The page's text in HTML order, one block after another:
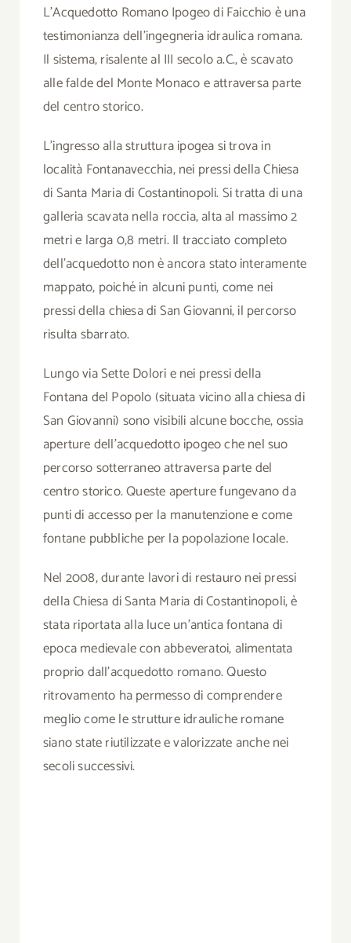
L’Acquedotto Romano Ipogeo di Faicchio è una
testimonianza dell’ingegneria idraulica romana.
Il sistema, risalente al III secolo a.C., è scavato
alle falde del Monte Monaco e attraversa parte
del centro storico.
L’ingresso alla struttura ipogea si trova in
località Fontanavecchia, nei pressi della Chiesa
di Santa Maria di Costantinopoli. Si tratta di una
galleria scavata nella roccia, alta al massimo 2
metri e larga 0,8 metri. Il tracciato completo
dell’acquedotto non è ancora stato interamente
mappato, poiché in alcuni punti, come nei
pressi della chiesa di San Giovanni, il percorso
risulta sbarrato.
Lungo via Sette Dolori e nei pressi della
Fontana del Popolo (situata vicino alla chiesa di
San Giovanni) sono visibili alcune bocche, ossia
aperture dell’acquedotto ipogeo che nel suo
percorso sotterraneo attraversa parte del
centro storico. Queste aperture fungevano da
punti di accesso per la manutenzione e come
fontane pubbliche per la popolazione locale.
Nel 2008, durante lavori di restauro nei pressi
della Chiesa di Santa Maria di Costantinopoli, è
stata riportata alla luce un’antica fontana di
epoca medievale con abbeveratoi, alimentata
proprio dall’acquedotto romano. Questo
ritrovamento ha permesso di comprendere
meglio come le strutture idrauliche romane
siano state riutilizzate e valorizzate anche nei
secoli successivi.